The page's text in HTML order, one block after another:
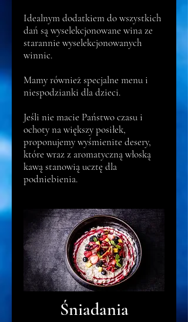
Idealnym dodatkiem do wszystkich
dań są wyselekcjonowane wina ze
starannie wyselekcjonowanych
winnic.
Mamy również specjalne menu i
niespodzianki dla dzieci.
Jeśli nie macie Państwo czasu i
ochoty na większy posiłek,
proponujemy wyśmienite desery,
które wraz z aromatyczną włoską
kawą stanowią ucztę dla
podniebienia.
Śniadania